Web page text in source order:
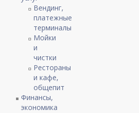
Вендинг,
платежные
терминалы
Мойки
и
чистки
Рестораны
и кафе,
общепит
Финансы,
экономика